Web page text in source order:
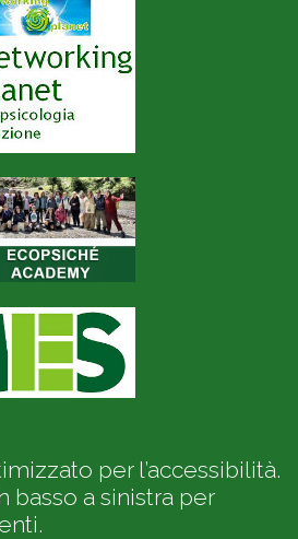
per l’accessibilità.
basso a sinistra per